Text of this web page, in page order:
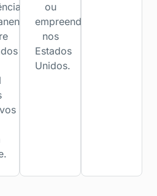
ou
empreender
nos
Estados
Unidos.